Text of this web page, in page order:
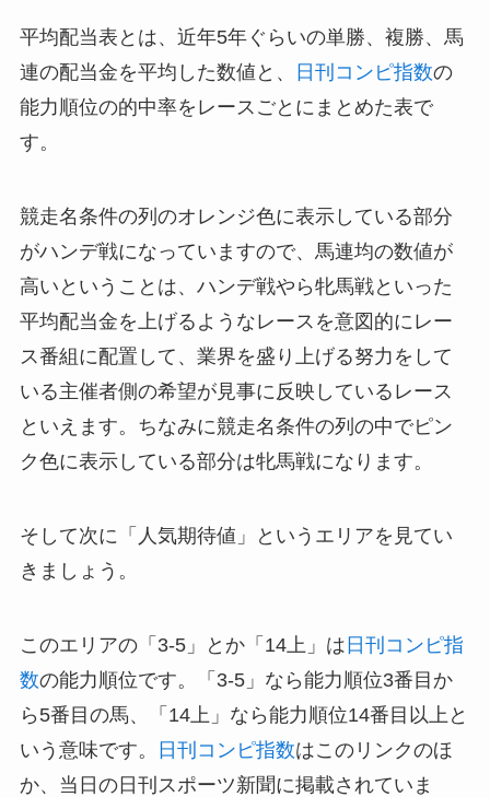
平均配当表とは、近年5年ぐらいの単勝、複勝、馬
連の配当金を平均した数値と、
日刊コンピ指数の
能力順位の的中率をレースごとにまとめた表で
す。
競走名条件の列のオレンジ色に表示している部分
がハンデ戦になっていますので、馬連均の数値が
高いということは、ハンデ戦やら牝馬戦といった
平均配当金を上げるようなレースを意図的にレー
ス番組に配置して、業界を盛り上げる努力をして
いる主催者側の希望が見事に反映しているレース
といえます。ちなみに競走名条件の列の中でピン
ク色に表示している部分は牝馬戦になります。
そして次に「人気期待値」というエリアを見てい
きましょう。
このエリアの「3-5」とか「14上」は 日刊コンピ指
数の能力順位です。「3-5」なら能力順位3番目か
ら5番目の馬、「14上」なら能力順位14番目以上と
いう意味です。
日刊コンピ指数はこのリンクのほ
か、当日の日刊スポーツ新聞に掲載されていま